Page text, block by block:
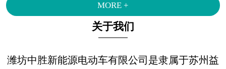
MORE +
关于我们
潍坊中胜新能源电动车有限公司是隶属于苏州益